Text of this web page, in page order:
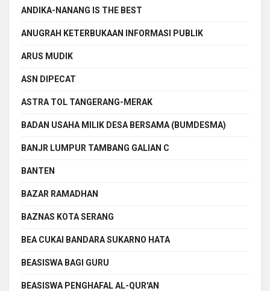
ANDIKA-NANANG IS THE BEST
ANUGRAH KETERBUKAAN INFORMASI PUBLIK
ARUS MUDIK
ASN DIPECAT
ASTRA TOL TANGERANG-MERAK
BADAN USAHA MILIK DESA BERSAMA (BUMDESMA)
BANJR LUMPUR TAMBANG GALIAN C
BANTEN
BAZAR RAMADHAN
BAZNAS KOTA SERANG
BEA CUKAI BANDARA SUKARNO HATA
BEASISWA BAGI GURU
BEASISWA PENGHAFAL AL-QUR'AN